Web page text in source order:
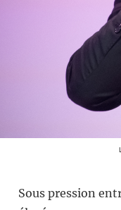
Sous pression